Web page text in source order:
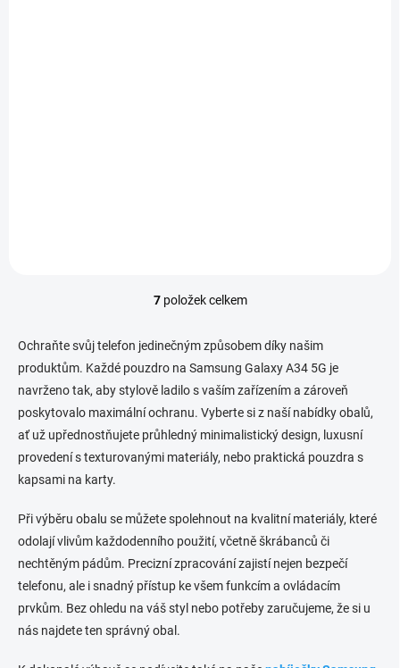
O
l
d
a
c
p
r
y
v
ý
p
i
s
u
7položek celkem
Ochraňte svůj telefon jedinečným způsobem díky našim
produktům. Každé pouzdro na Samsung Galaxy A34 5G je
navrženo tak, aby stylově ladilo s vaším zařízením a zároveň
poskytovalo maximální ochranu. Vyberte si z naší nabídky obalů,
ať už upřednostňujete průhledný minimalistický design, luxusní
provedení s texturovanými materiály, nebo praktická pouzdra s
kapsami na karty.
Při výběru obalu se můžete spolehnout na kvalitní materiály, které
odolají vlivům každodenního použití, včetně škrábanců či
nechtěným pádům. Precizní zpracování zajistí nejen bezpečí
telefonu, ale i snadný přístup ke všem funkcím a ovládacím
prvkům. Bez ohledu na váš styl nebo potřeby zaručujeme, že si u
nás najdete ten správný obal.